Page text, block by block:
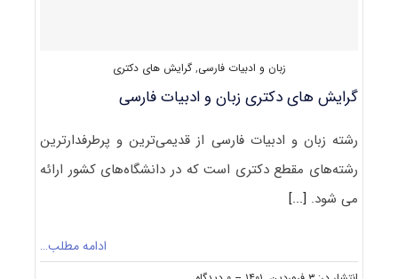
زبان و ادبیات فارسی,گرایش های دکتری
گرایش های دکتری زبان و ادبیات فارسی
رشته زبان و ادبیات فارسی از قدیمی‌ترین و پرطرفدارترین
رشته‌های مقطع دکتری است که در دانشگاه‌های کشور ارائه
می شود. [...]
ادامه مطلب…